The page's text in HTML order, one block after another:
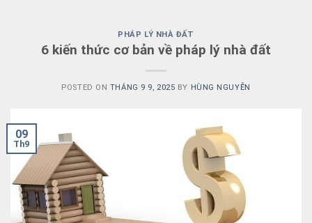
PHÁP LÝ NHÀ ĐẤT
6 kiến thức cơ bản về pháp lý nhà đất
POSTED ON THÁNG 9 9, 2025 BY HÙNG NGUYỄN
09
Th9